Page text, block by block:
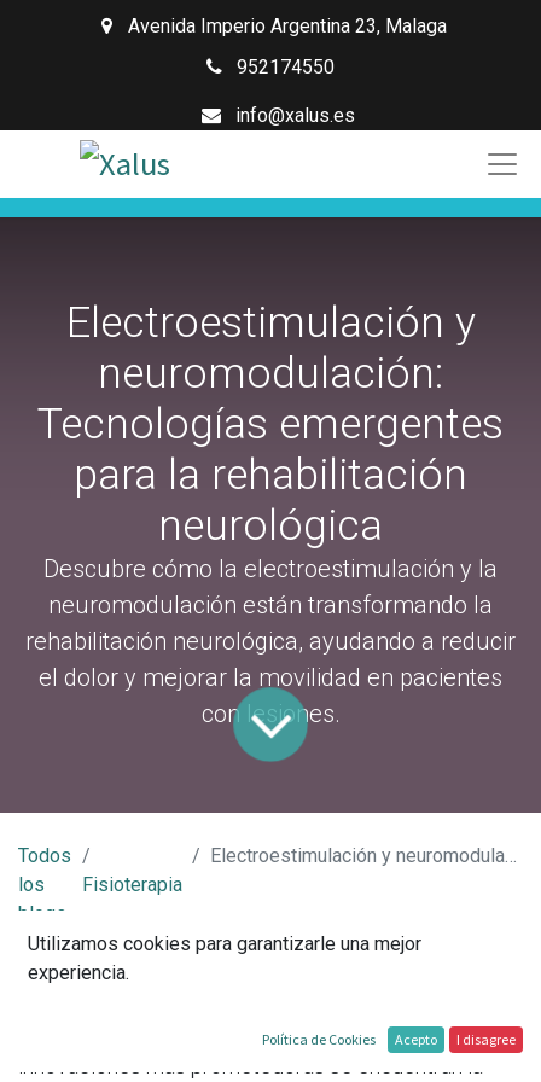
Avenida Imperio Argentina 23, Malaga
952174550
info@xalus.es
Electroestimulación y
neuromodulación:
Tecnologías emergentes
para la rehabilitación
neurológica
Descubre cómo la electroestimulación y la
neuromodulación están transformando la
rehabilitación neurológica, ayudando a reducir
el dolor y mejorar la movilidad en pacientes
con lesiones.
Todos
los
blogs
Fisioterapia
Electroestimulación y neuromodulación: Tecnologías emergentes para la rehabilitación neurológica
En el campo de la rehabilitación neurológica, la
calidad de vida de los pacientes. Entre las
Utilizamos cookies para garantizarle una mejor
experiencia.
Política de Cookies Acepto I disagree